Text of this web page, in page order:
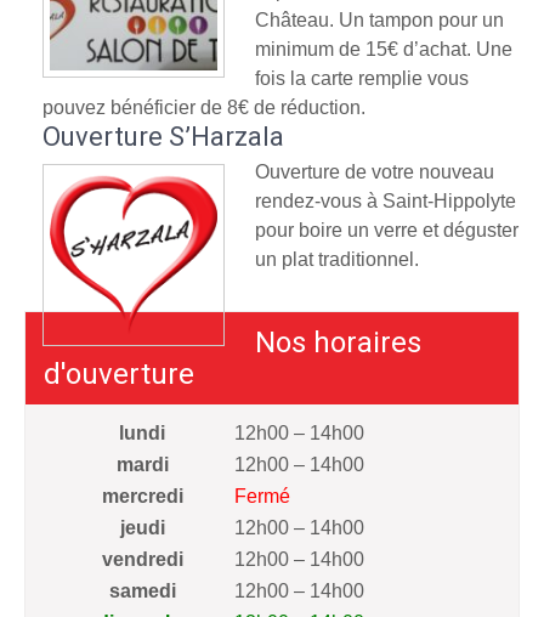
Château. Un tampon pour un
minimum de 15€ d’achat. Une
fois la carte remplie vous
pouvez bénéficier de 8€ de réduction.
Ouverture S’Harzala
Ouverture de votre nouveau
rendez-vous à Saint-Hippolyte
pour boire un verre et déguster
un plat traditionnel.
Nos horaires
d'ouverture
lundi
12h00 – 14h00
mardi
12h00 – 14h00
mercredi
Fermé
jeudi
12h00 – 14h00
vendredi
12h00 – 14h00
samedi
12h00 – 14h00